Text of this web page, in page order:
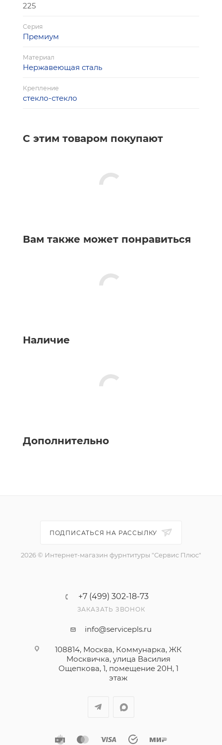
225
Серия
Премиум
Материал
Нержавеющая сталь
Крепление
стекло-стекло
С этим товаром покупают
Вам также может понравиться
Наличие
Дополнительно
ПОДПИСАТЬСЯ НА РАССЫЛКУ
2026 © Интернет-магазин фурнтитуры "Сервис Плюс"
+7 (499) 302-18-73
ЗАКАЗАТЬ ЗВОНОК
info@servicepls.ru
108814, Москва, Коммунарка, ЖК
Москвичка, улица Василия
Ощепкова, 1​, помещение 20Н, 1
этаж